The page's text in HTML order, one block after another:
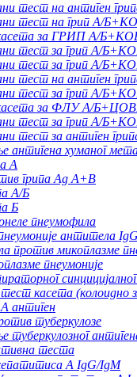
тест на антиген
тест на грип А/
за ГРИП А/
тест за грип А/
тест за грип А/
тест на антиген
тест за грип А/
за ФЛУ А/
тест за грип А/
тест за антиген
антигена хуманог
А
грипа Ag A+B
А/Б
Б
пнеумофила
антитела
против микоплазме
пнеумоније
касета (колоидно
антиген
туберкулозе
теста
А IgG/IgM